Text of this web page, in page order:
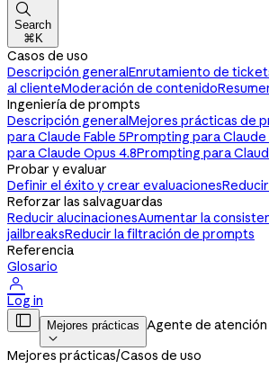

Search
⌘K
Casos de uso
Descripción generalEnrutamiento de
al clienteModeración de contenido
Ingeniería de prompts
Descripción generalMejores prácticas de
para Claude Fable 5Prompting para Claude
para Claude Opus 4.8Prompting para
Probar y evaluar
Definir el éxito y crear evaluaciones
Reforzar las salvaguardas
Reducir alucinacionesAumentar la
jailbreaksReducir la filtración de prompts
Referencia
Glosario

Log in
 Mejores prácticas

Agente de atención
Mejores prácticas/Casos de uso